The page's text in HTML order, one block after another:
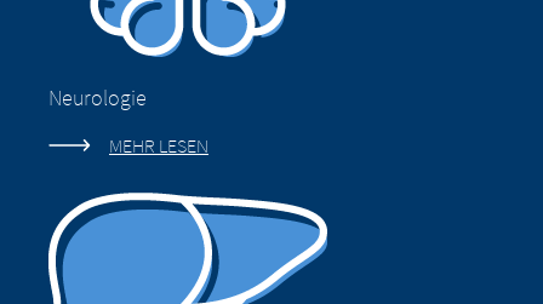
Neurologie
MEHR LESEN